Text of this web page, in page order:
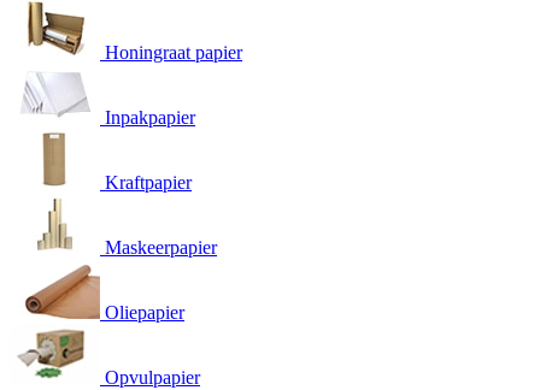
Honingraat papier
Inpakpapier
Kraftpapier
Maskeerpapier
Oliepapier
Opvulpapier